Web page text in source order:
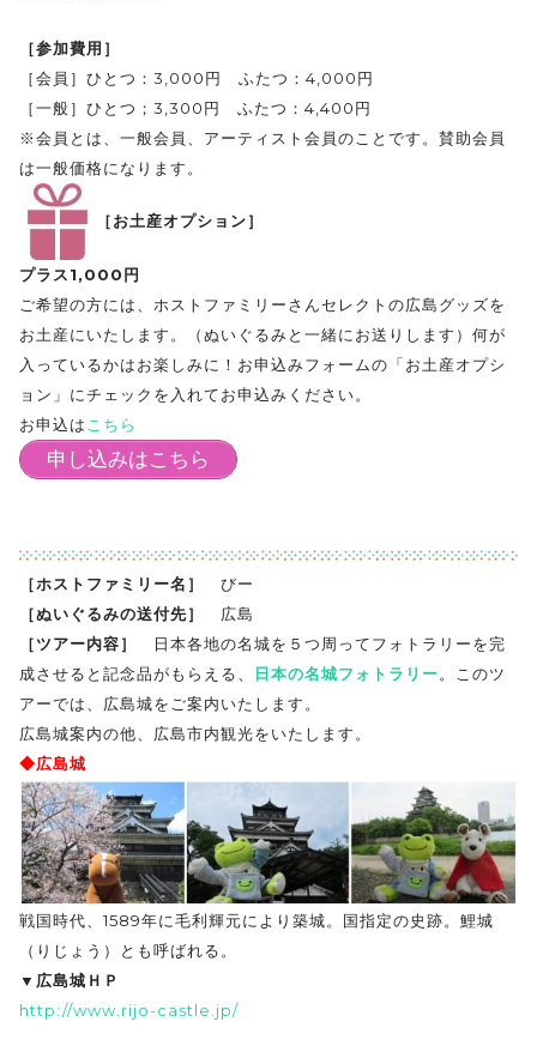
［参加費用］
［会員］ひとつ：3,000円 ふたつ：4,000円
［一般］ひとつ；3,300円 ふたつ：4,400円
※会員とは、一般会員、アーティスト会員のことです。賛助会員
は一般価格になります。
［お土産オプション］
プラス1,000円
ご希望の方には、ホストファミリーさんセレクトの広島グッズを
お土産にいたします。（ぬいぐるみと一緒にお送りします）何が
入っているかはお楽しみに！お申込みフォームの「お土産オプシ
ョン」にチェックを入れてお申込みください。
お申込は こちら
申し込みはこちら
［ホストファミリー名］
びー
［ぬいぐるみの送付先］
広島
［ツアー内容］
日本各地の名城を５つ周ってフォトラリーを完
成させると記念品がもらえる、
日本の名城フォトラリー。このツ
アーでは、広島城をご案内いたします。
広島城案内の他、広島市内観光をいたします。
◆広島城
戦国時代、1589年に毛利輝元により築城。国指定の史跡。鯉城
（りじょう）とも呼ばれる。
▼広島城ＨＰ
http://www.rijo-castle.jp/